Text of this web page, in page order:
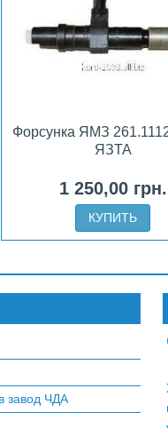
Форсунка ЯМЗ
ЯЗТА
1 250,00 грн.
КУПИТЬ
завод ЧДА